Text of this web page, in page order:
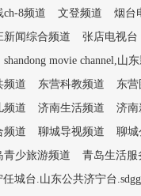
ch-8频道 文登频道
烟台
新闻综合频道
张店电视台
shandong movie channel,山
频道 东营科教频道
东
频道 济南生活频道
济南
频道 聊城导视频道
聊城
青少旅游频道
青岛生活服
城台.山东公共济宁台